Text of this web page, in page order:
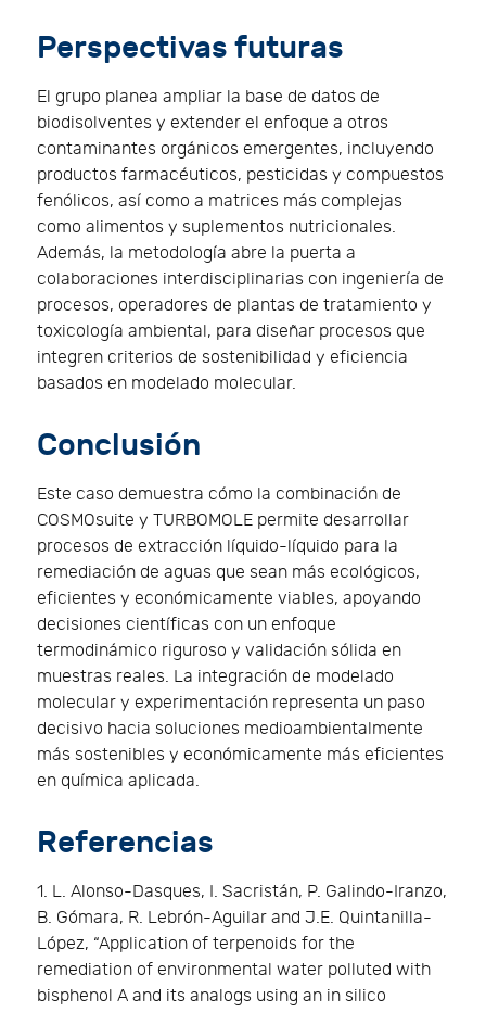
Perspectivas futuras
El grupo planea ampliar la base de datos de
biodisolventes y extender el enfoque a otros
contaminantes orgánicos emergentes, incluyendo
productos farmacéuticos, pesticidas y compuestos
fenólicos, así como a matrices más complejas
como alimentos y suplementos nutricionales.
Además, la metodología abre la puerta a
colaboraciones interdisciplinarias con ingeniería de
procesos, operadores de plantas de tratamiento y
toxicología ambiental, para diseñar procesos que
integren criterios de sostenibilidad y eficiencia
basados en modelado molecular.
Conclusión
Este caso demuestra cómo la combinación de
COSMOsuite y TURBOMOLE permite desarrollar
procesos de extracción líquido-líquido para la
remediación de aguas que sean más ecológicos,
eficientes y económicamente viables, apoyando
decisiones científicas con un enfoque
termodinámico riguroso y validación sólida en
muestras reales. La integración de modelado
molecular y experimentación representa un paso
decisivo hacia soluciones medioambientalmente
más sostenibles y económicamente más eficientes
en química aplicada.
Referencias
1. L. Alonso-Dasques, I. Sacristán, P. Galindo-Iranzo,
B. Gómara, R. Lebrón-Aguilar and J.E. Quintanilla-
López, “Application of terpenoids for the
remediation of environmental water polluted with
bisphenol A and its analogs using an in silico